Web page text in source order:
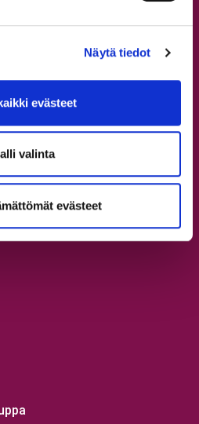
Näytä tiedot
evästeet
valinta
evästeet
Helsinki